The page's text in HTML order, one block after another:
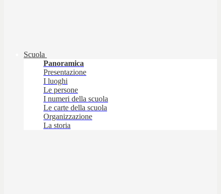
Scuola
Panoramica
Presentazione
I luoghi
Le persone
I numeri della scuola
Le carte della scuola
Organizzazione
La storia